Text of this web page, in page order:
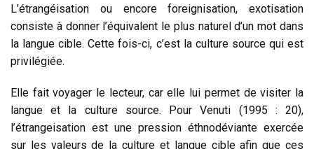
L’étrangéisation ou encore foreignisation, exotisation
consiste à donner l’équivalent le plus naturel d’un mot dans
la langue cible. Cette fois-ci, c’est la culture source qui est
privilégiée.
Elle fait voyager le lecteur, car elle lui permet de visiter la
langue et la culture source. Pour Venuti (1995 : 20),
l’étrangeisation est une pression éthnodéviante exercée
sur les valeurs de la culture et langue cible afin que ces